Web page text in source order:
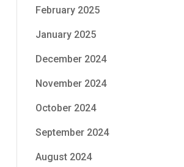
February 2025
January 2025
December 2024
November 2024
October 2024
September 2024
August 2024